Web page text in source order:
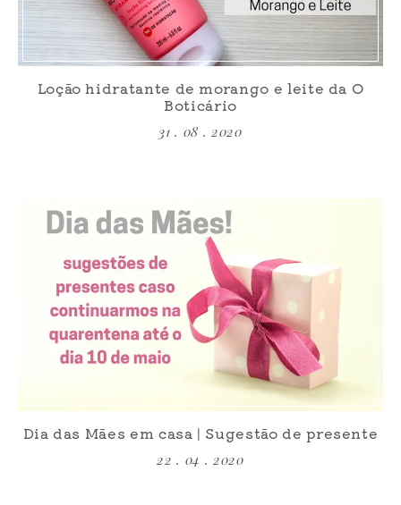
Loção hidratante de morango e leite da O
Boticário
31 . 08 . 2020
Dia das Mães em casa | Sugestão de presente
22 . 04 . 2020